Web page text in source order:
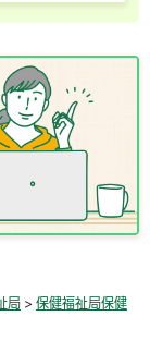
局 > 保健福祉局保健